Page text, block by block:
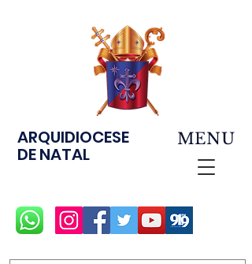
ARQUIDIOCESE
DE NATAL
MENU